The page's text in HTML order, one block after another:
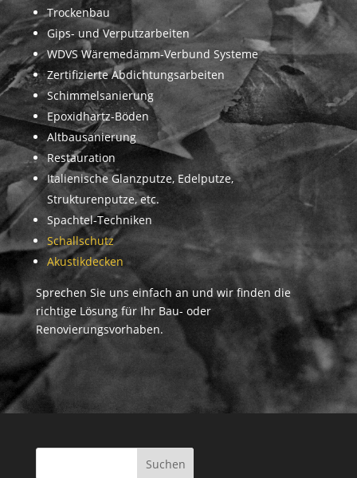
Trockenbau
Gips- und Verputzarbeiten
WDVS Wäremedämm-Verbund Systeme
Zertifizierte Abdichtungsarbeiten
Schimmelsanierung
Epoxidhartz-Böden
Altbausanierung
Restauration
Italienische Glanzputze, Edelputze,
Strukturenputze, etc.
Spachtel-Techniken
Schallschutz
Akustikdecken
Sprechen Sie uns einfach an und wir finden die
richtige Lösung für Ihr Bau- oder
Renovierungsvorhaben.
Suchen